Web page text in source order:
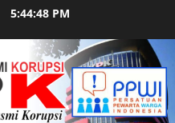
5:44:49 PM